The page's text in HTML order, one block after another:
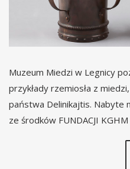
Muzeum Miedzi w Legnicy
przykłady rzemiosła z
państwa Delinikajtis. Nabyte
ze środków FUNDACJI KGHM